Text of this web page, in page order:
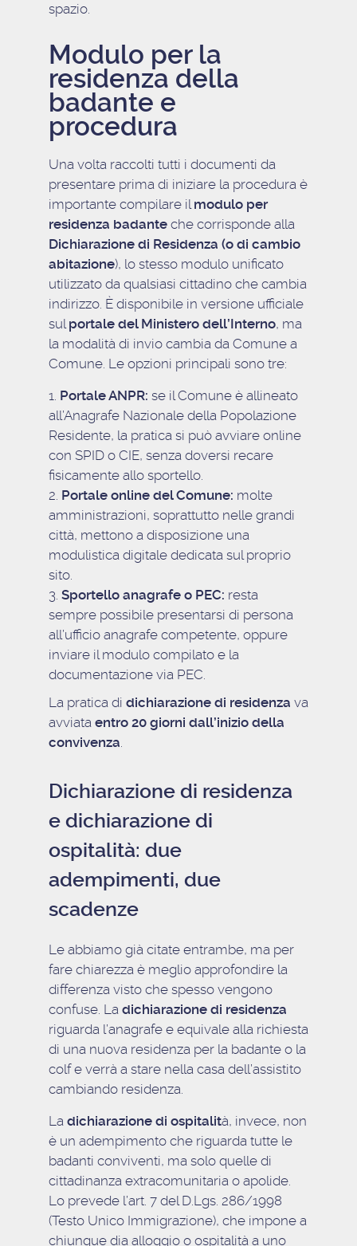
spazio.
Modulo per la
residenza della
badante e
procedura
Una volta raccolti tutti i documenti da
presentare prima di iniziare la procedura è
importante compilare ilmodulo per
residenza badante che corrisponde alla
Dichiarazione di Residenza (o di cambio
abitazione), lo stesso modulo unificato
utilizzato da qualsiasi cittadino che cambia
indirizzo. È disponibile in versione ufficiale
sulportale del Ministero dell’Interno, ma
la modalità di invio cambia da Comune a
Comune. Le opzioni principali sono tre:
Portale ANPR: se il Comune è allineato
all’Anagrafe Nazionale della Popolazione
Residente, la pratica si può avviare online
con SPID o CIE, senza doversi recare
fisicamente allo sportello.
Portale online del Comune: molte
amministrazioni, soprattutto nelle grandi
città, mettono a disposizione una
modulistica digitale dedicata sul proprio
sito.
Sportello anagrafe o PEC: resta
sempre possibile presentarsi di persona
all’ufficio anagrafe competente, oppure
inviare il modulo compilato e la
documentazione via PEC.
La pratica di dichiarazione di residenza va
avviata entro 20 giorni dall’inizio della
convivenza.
Dichiarazione di residenza
e dichiarazione di
ospitalità: due
adempimenti, due
scadenze
Le abbiamo già citate entrambe, ma per
fare chiarezza è meglio approfondire la
differenza visto che spesso vengono
confuse. La dichiarazione di residenza
riguarda l’anagrafe e equivale alla richiesta
di una nuova residenza per la badante o la
colf e verrà a stare nella casa dell’assistito
cambiando residenza.
La dichiarazione di ospitalità, invece, non
è un adempimento che riguarda tutte le
badanti conviventi, ma solo quelle di
cittadinanza extracomunitaria o apolide.
Lo prevede l’art. 7 del D.Lgs. 286/1998
(Testo Unico Immigrazione), che impone a
chiunque dia alloggio o ospitalità a uno